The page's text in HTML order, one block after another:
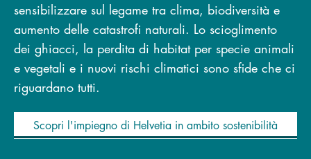
sensibilizzare sul legame tra clima, biodiversità e
aumento delle catastrofi naturali. Lo scioglimento
dei ghiacci, la perdita di habitat per specie animali
e vegetali e i nuovi rischi climatici sono sfide che ci
riguardano tutti.
Scopri l'impiegno di Helvetia in ambito sostenibilità